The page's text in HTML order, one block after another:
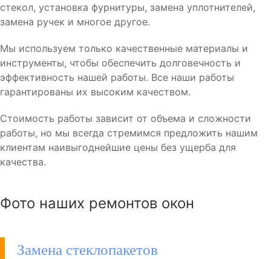
стекол, установка фурнитуры, замена уплотнителей,
замена ручек и многое другое.
Мы используем только качественные материалы и
инструменты, чтобы обеспечить долговечность и
эффективность нашей работы. Все наши работы
гарантированы их высоким качеством.
Стоимость работы зависит от объема и сложности
работы, но мы всегда стремимся предложить нашим
клиентам наивыгоднейшие цены без ущерба для
качества.
Фото наших ремонтов окон
Замена стеклопакетов